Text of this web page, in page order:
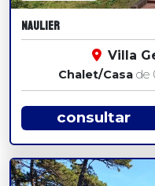
NAULIER
Villa
Chalet/Casade
consultar